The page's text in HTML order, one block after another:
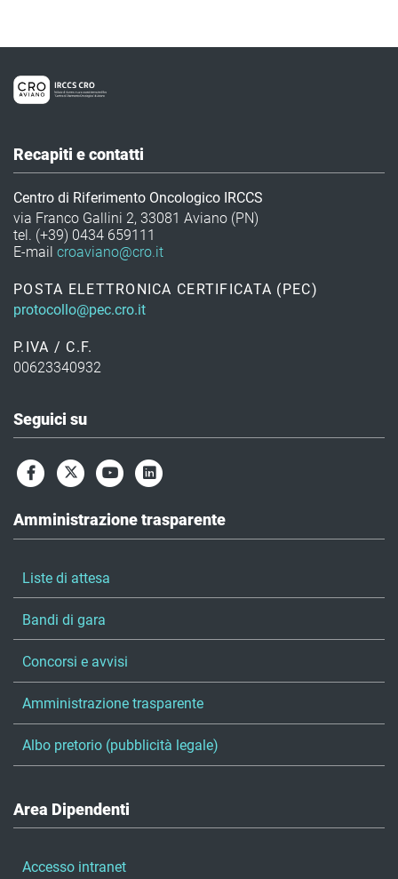
Recapiti e contatti
Centro di Riferimento Oncologico IRCCS
via Franco Gallini 2, 33081 Aviano (PN)
tel. (+39) 0434 659111
E-mail croaviano@cro.it
POSTA ELETTRONICA CERTIFICATA (PEC)
protocollo@pec.cro.it
P.IVA / C.F.
00623340932
Seguici su
Amministrazione trasparente
Liste di attesa
Bandi di gara
Concorsi e avvisi
Amministrazione trasparente
Albo pretorio (pubblicità legale)
Area Dipendenti
Accesso intranet